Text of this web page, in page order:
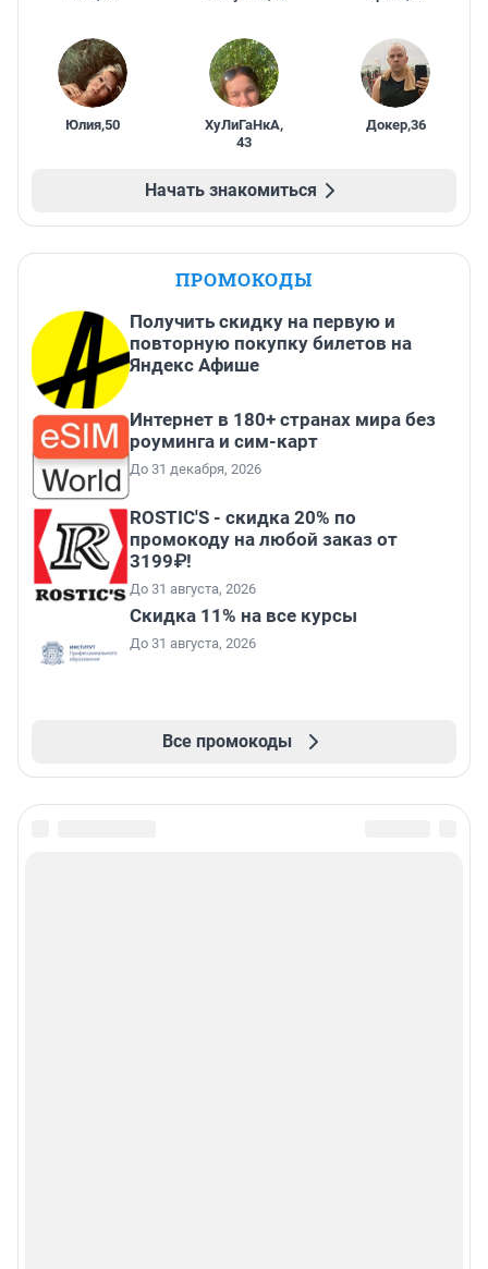
Юлия,50 ХуЛиГаНкА,
43
Докер,36
Начать знакомиться
ПРОМОКОДЫ
Получить скидку на первую и
повторную покупку билетов на
Яндекс Афише
Интернет в 180+ странах мира без
роуминга и сим-карт
До 31 декабря, 2026
ROSTIC'S - скидка 20% по
промокоду на любой заказ от
3199₽!
До 31 августа, 2026
Скидка 11% на все курсы
До 31 августа, 2026
Все промокоды